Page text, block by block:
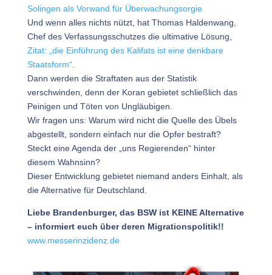
Solingen als Vorwand für Überwachungsorgie
Und wenn alles nichts nützt, hat Thomas Haldenwang,
Chef des Verfassungsschutzes die ultimative Lösung,
Zitat: „die Einführung des Kalifats ist eine denkbare
Staatsform“
Dann werden die Straftaten aus der Statistik
verschwinden, denn der Koran gebietet schließlich das
Peinigen und Töten von Ungläubigen.
Wir fragen uns: Warum wird nicht die Quelle des Übels
abgestellt, sondern einfach nur die Opfer bestraft?
Steckt eine Agenda der „uns Regierenden“ hinter
diesem Wahnsinn?
Dieser Entwicklung gebietet niemand anders Einhalt, als
die Alternative für Deutschland.
Liebe Brandenburger, das BSW ist KEINE Alternative
– informiert euch über deren Migrationspolitik!!
www.messerinzidenz.de